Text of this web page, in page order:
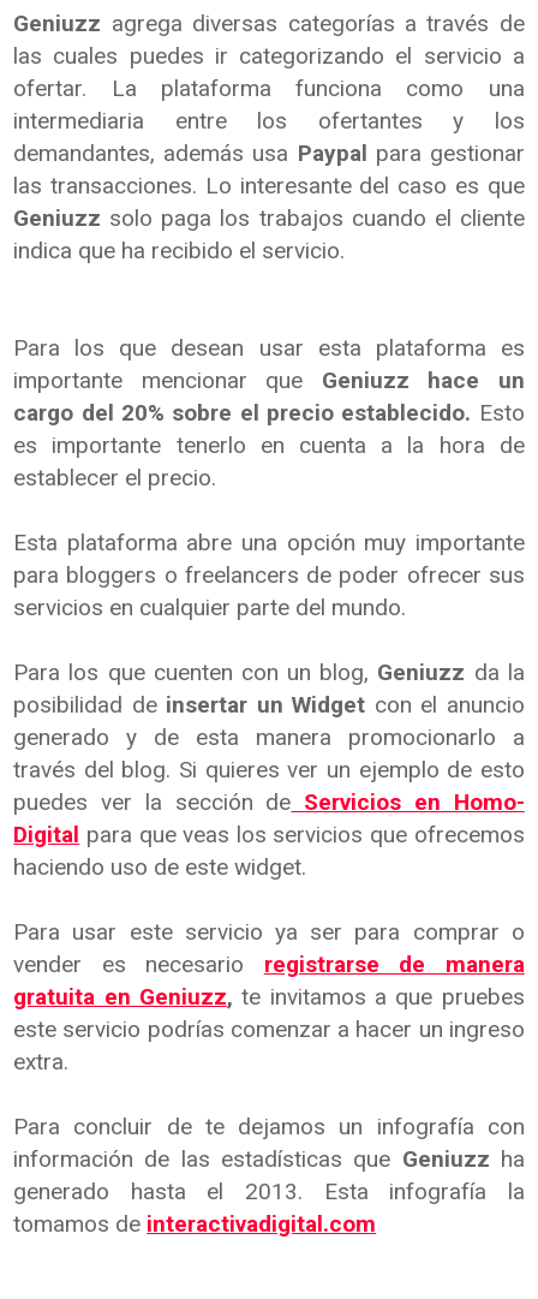
Geniuzz agrega diversas categorías a través de
las cuales puedes ir categorizando el servicio a
ofertar. La plataforma funciona como una
intermediaria entre los ofertantes y los
demandantes, además usa Paypal para gestionar
las transacciones. Lo interesante del caso es que
Geniuzz solo paga los trabajos cuando el cliente
indica que ha recibido el servicio.
Para los que desean usar esta plataforma es
importante mencionar que Geniuzz hace un
cargo del 20% sobre el precio establecido. Esto
es importante tenerlo en cuenta a la hora de
establecer el precio.
Esta plataforma abre una opción muy importante
para bloggers o freelancers de poder ofrecer sus
servicios en cualquier parte del mundo.
Para los que cuenten con un blog, Geniuzz da la
posibilidad deinsertar un Widget con el anuncio
generado y de esta manera promocionarlo a
través del blog. Si quieres ver un ejemplo de esto
puedes ver la sección de Servicios en Homo-
Digital para que veas los servicios que ofrecemos
haciendo uso de este widget.
Para usar este servicio ya ser para comprar o
vender es necesario registrarse de manera
gratuita en Geniuzz,te invitamos a que pruebes
este servicio podrías comenzar a hacer un ingreso
extra.
Para concluir de te dejamos un infografía con
información de las estadísticas que Geniuzz ha
generado hasta el 2013. Esta infografía la
tomamos de interactivadigital.com